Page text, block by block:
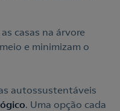
casas na árvore
e minimizam o
autossustentáveis
. Uma opção cada